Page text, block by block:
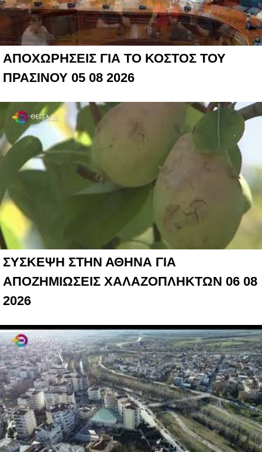
ΑΠΟΧΩΡΗΣΕΙΣ ΓΙΑ ΤΟ ΚΟΣΤΟΣ ΤΟΥ
ΠΡΑΣΙΝΟΥ 05 08 2026
ΣΥΣΚΕΨΗ ΣΤΗΝ ΑΘΗΝΑ ΓΙΑ
ΑΠΟΖΗΜΙΩΣΕΙΣ ΧΑΛΑΖΟΠΛΗΚΤΩΝ 06 08
2026